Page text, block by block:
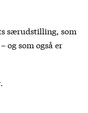
særudstilling, som
og som også er
.